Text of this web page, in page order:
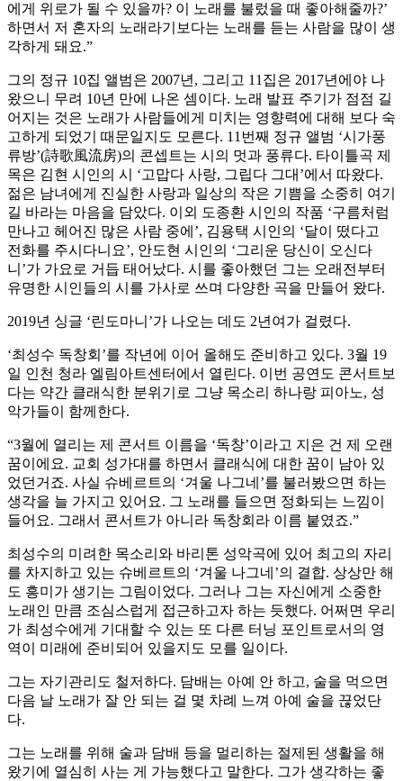
에게 위로가 될 수 있을까? 이 노래를 불렀을 때 좋아해줄까?’
하면서 저 혼자의 노래라기보다는 노래를 듣는 사람을 많이 생
각하게 돼요.”
그의 정규 10집 앨범은 2007년, 그리고 11집은 2017년에야 나
왔으니 무려 10년 만에 나온 셈이다. 노래 발표 주기가 점점 길
어지는 것은 노래가 사람들에게 미치는 영향력에 대해 보다 숙
고하게 되었기 때문일지도 모른다. 11번째 정규 앨범 ‘시가풍
류방’(詩歌風流房)의 콘셉트는 시의 멋과 풍류다. 타이틀곡 제
목은 김현 시인의 시 ‘고맙다 사랑, 그립다 그대’에서 따왔다.
젊은 남녀에게 진실한 사랑과 일상의 작은 기쁨을 소중히 여기
길 바라는 마음을 담았다. 이외 도종환 시인의 작품 ‘구름처럼
만나고 헤어진 많은 사람 중에’, 김용택 시인의 ‘달이 떴다고
전화를 주시다니요’, 안도현 시인의 ‘그리운 당신이 오신다
니’가 가요로 거듭 태어났다. 시를 좋아했던 그는 오래전부터
유명한 시인들의 시를 가사로 쓰며 다양한 곡을 만들어 왔다.
2019년 싱글 ‘린도마니’가 나오는 데도 2년여가 걸렸다.
‘최성수 독창회’를 작년에 이어 올해도 준비하고 있다. 3월 19
일 인천 청라 엘림아트센터에서 열린다. 이번 공연도 콘서트보
다는 약간 클래식한 분위기로 그냥 목소리 하나랑 피아노, 성
악가들이 함께한다.
“3월에 열리는 제 콘서트 이름을 ‘독창’이라고 지은 건 제 오랜
꿈이에요. 교회 성가대를 하면서 클래식에 대한 꿈이 남아 있
었던거죠. 사실 슈베르트의 ‘겨울 나그네’를 불러봤으면 하는
생각을 늘 가지고 있어요. 그 노래를 들으면 정화되는 느낌이
들어요. 그래서 콘서트가 아니라 독창회라 이름 붙였죠.”
최성수의 미려한 목소리와 바리톤 성악곡에 있어 최고의 자리
를 차지하고 있는 슈베르트의 ‘겨울 나그네’의 결합. 상상만 해
도 흥미가 생기는 그림이었다. 그러나 그는 자신에게 소중한
노래인 만큼 조심스럽게 접근하고자 하는 듯했다. 어쩌면 우리
가 최성수에게 기대할 수 있는 또 다른 터닝 포인트로서의 영
역이 미래에 준비되어 있을지도 모를 일이다.
그는 자기관리도 철저하다. 담배는 아예 안 하고, 술을 먹으면
다음 날 노래가 잘 안 되는 걸 몇 차례 느껴 아예 술을 끊었단
다.
그는 노래를 위해 술과 담배 등을 멀리하는 절제된 생활을 해
왔기에 열심히 사는 게 가능했다고 말한다. 그가 생각하는 좋